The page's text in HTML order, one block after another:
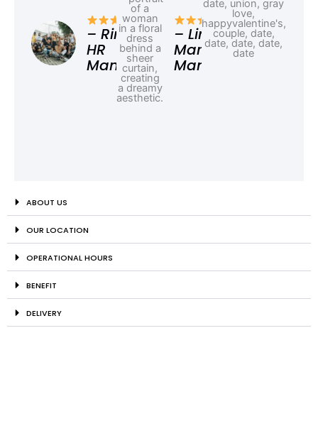
– Rina,
HR
Manager
– Linda,
Marketing
Manager
ABOUT US
OUR LOCATION
OPERATIONAL HOURS
BENEFIT
DELIVERY